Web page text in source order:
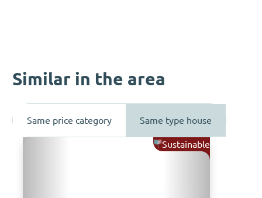
Similar in the area
Same price category Same type house
Sustainable